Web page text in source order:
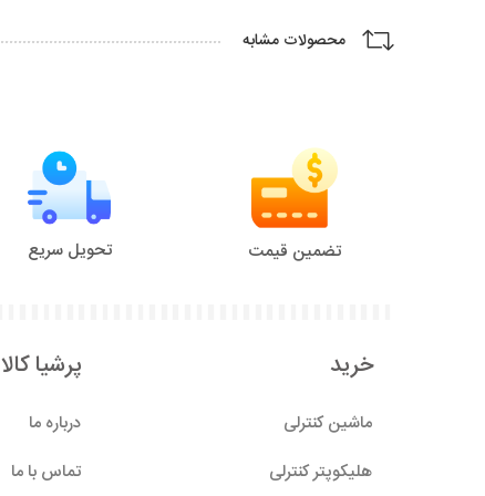
محصولات مشابه
تضمین قیمت تحویل سریع
خرید
ماشین کنترلی
هلیکوپتر کنترلی
پرشیا کالا
درباره ما
تماس با ما